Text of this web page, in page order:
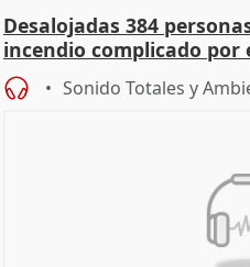
Desalojadas 384
incendio complicado por
Sonido Totales y